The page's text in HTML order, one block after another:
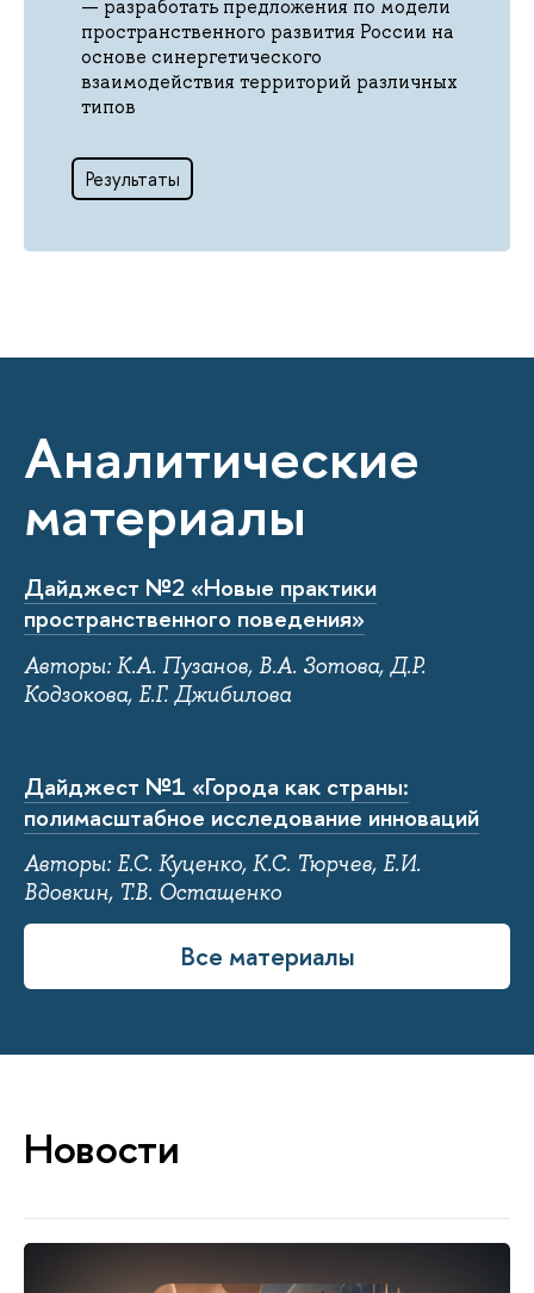
разработать предложения по модели
пространственного развития России на
основе синергетического
взаимодействия территорий различных
типов
Результаты
Аналитические
материалы
Дайджест №2 «Новые практики
пространственного поведения»
Авторы: К.А. Пузанов, В.А. Зотова, Д.Р.
Кодзокова, Е.Г. Джибилова
Дайджест №1 «Города как страны:
полимасштабное исследование инноваций
Авторы: Е.С. Куценко, К.С. Тюрчев, Е.И.
Вдовкин, Т.В. Остащенко
Все материалы
Новости